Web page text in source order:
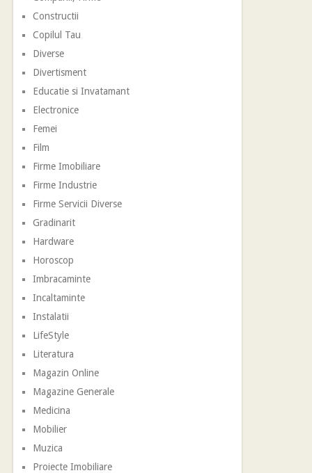
Constructii
Copilul Tau
Diverse
Divertisment
Educatie si Invatamant
Electronice
Femei
Film
Firme Imobiliare
Firme Industrie
Firme Servicii Diverse
Gradinarit
Hardware
Horoscop
Imbracaminte
Incaltaminte
Instalatii
LifeStyle
Literatura
Magazin Online
Magazine Generale
Medicina
Mobilier
Muzica
Proiecte Imobiliare